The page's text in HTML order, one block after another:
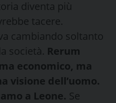
diventa più
tacere.
cambiando soltanto
società. Rerum
economico, ma
visione dell’uomo.
a Leone. Se